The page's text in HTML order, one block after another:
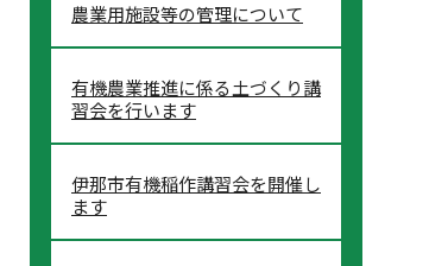
農業用施設等の管理について
有機農業推進に係る土づくり講
習会を行います
伊那市有機稲作講習会を開催し
ます